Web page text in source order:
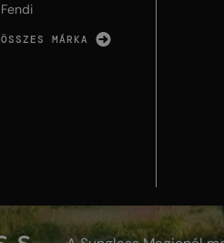
Fendi
ÖSSZES MÁRKA